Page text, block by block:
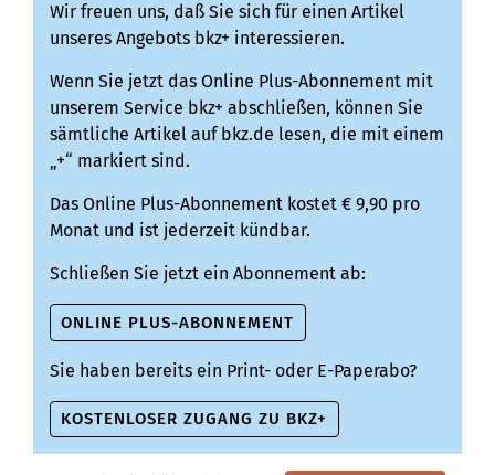
Wir freuen uns, daß Sie sich für einen Artikel
unseres Angebots bkz+ interessieren.
Wenn Sie jetzt das Online Plus-Abonnement mit
unserem Service bkz+ abschließen, können Sie
sämtliche Artikel auf bkz.de lesen, die mit einem
„+“ markiert sind.
Das Online Plus-Abonnement kostet € 9,90 pro
Monat und ist jederzeit kündbar.
Schließen Sie jetzt ein Abonnement ab:
ONLINE PLUS-ABONNEMENT
Sie haben bereits ein Print- oder E-Paperabo?
KOSTENLOSER ZUGANG ZU BKZ+